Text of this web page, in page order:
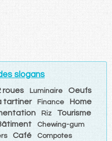
slogans
roues Luminaire Oeufs
tartiner Finance
Home
Riz Tourisme
Chewing-gum
Café Compotes